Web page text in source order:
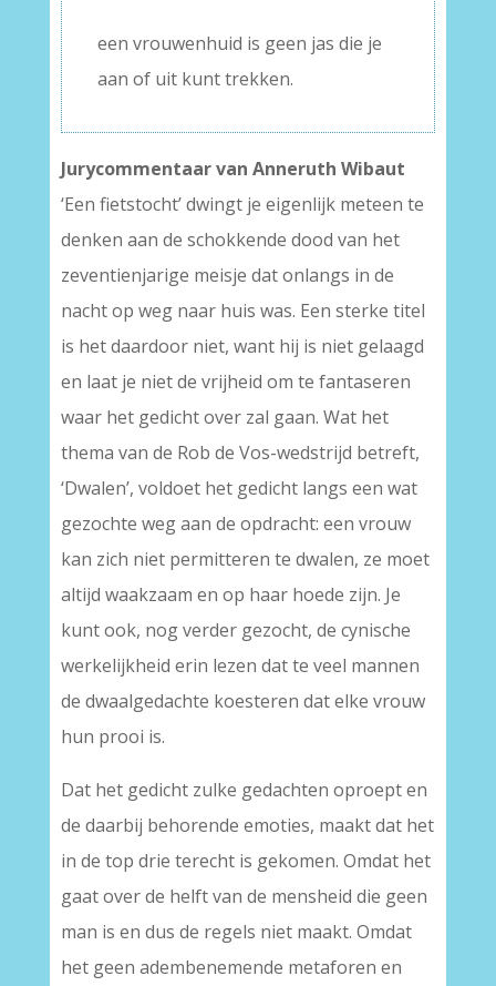
een vrouwenhuid is geen jas die je
aan of uit kunt trekken.
Jurycommentaar van Anneruth Wibaut
‘Een fietstocht’ dwingt je eigenlijk meteen te
denken aan de schokkende dood van het
zeventienjarige meisje dat onlangs in de
nacht op weg naar huis was. Een sterke titel
is het daardoor niet, want hij is niet gelaagd
en laat je niet de vrijheid om te fantaseren
waar het gedicht over zal gaan. Wat het
thema van de Rob de Vos-wedstrijd betreft,
‘Dwalen’, voldoet het gedicht langs een wat
gezochte weg aan de opdracht: een vrouw
kan zich niet permitteren te dwalen, ze moet
altijd waakzaam en op haar hoede zijn. Je
kunt ook, nog verder gezocht, de cynische
werkelijkheid erin lezen dat te veel mannen
de dwaalgedachte koesteren dat elke vrouw
hun prooi is.
Dat het gedicht zulke gedachten oproept en
de daarbij behorende emoties, maakt dat het
in de top drie terecht is gekomen. Omdat het
gaat over de helft van de mensheid die geen
man is en dus de regels niet maakt. Omdat
het geen adembenemende metaforen en